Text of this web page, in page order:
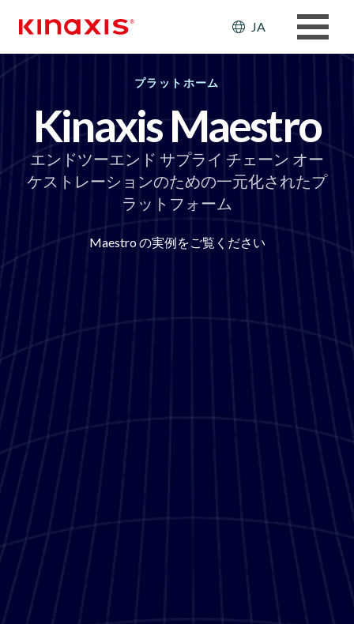
Header:
JA
プラットホーム
Kinaxis Maestro
エンドツーエンド サプライ チェーン オー
ケストレーションのための一元化されたプ
ラットフォーム
Maestro の実例をご覧ください